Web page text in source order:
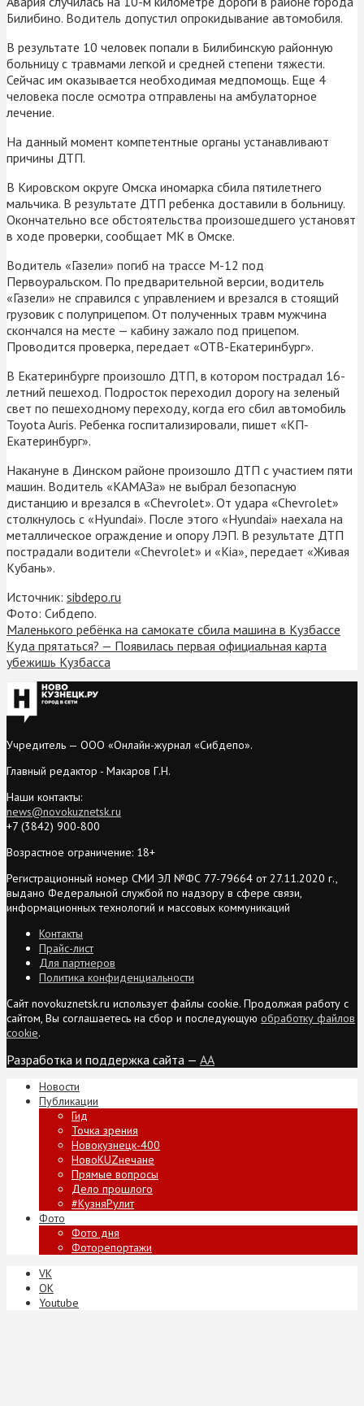
Билибино. Водитель допустил опрокидывание автомобиля.
В результате 10 человек попали в Билибинскую районную
больницу с травмами легкой и средней степени тяжести.
Сейчас им оказывается необходимая медпомощь. Еще 4
человека после осмотра отправлены на амбулаторное
лечение.
На данный момент компетентные органы устанавливают
причины ДТП.
В Кировском округе Омска иномарка сбила пятилетнего
мальчика. В результате ДТП ребенка доставили в больницу.
Окончательно все обстоятельства произошедшего установят
в ходе проверки, сообщает МК в Омске.
Водитель «Газели» погиб на трассе М-12 под
Первоуральском. По предварительной версии, водитель
«Газели» не справился с управлением и врезался в стоящий
грузовик с полуприцепом. От полученных травм мужчина
скончался на месте — кабину зажало под прицепом.
Проводится проверка, передает «ОТВ-Екатеринбург».
В Екатеринбурге произошло ДТП, в котором пострадал 16-
летний пешеход. Подросток переходил дорогу на зеленый
свет по пешеходному переходу, когда его сбил автомобиль
Toyota Auris. Ребенка госпитализировали, пишет «КП-
Екатеринбург».
Накануне в Динском районе произошло ДТП с участием пяти
машин. Водитель «КАМАЗа» не выбрал безопасную
дистанцию и врезался в «Chevrolet». От удара «Chevrolet»
столкнулось с «Hyundai». После этого «Hyundai» наехала на
металлическое ограждение и опору ЛЭП. В результате ДТП
пострадали водители «Chevrolet» и «Kia», передает «Живая
Кубань».
Источник: sibdepo.ru
Фото: Сибдепо.
Маленького ребёнка на самокате сбила машина в Кузбассе
Куда прятаться? — Появилась первая официальная карта
убежишь Кузбасса
Учредитель — ООО «Онлайн-журнал «Сибдепо».
Главный редактор - Макаров Г.Н.
Наши контакты:
news@novokuznetsk.ru
+7 (3842) 900-800
Возрастное ограничение: 18+
Регистрационный номер СМИ ЭЛ №ФС 77-79664 от 27.11.2020 г.,
выдано Федеральной службой по надзору в сфере связи,
информационных технологий и массовых коммуникаций
Контакты
Прайс-лист
Для партнеров
Политика конфиденциальности
Сайт novokuznetsk.ru использует файлы cookie. Продолжая работу с
сайтом, Вы соглашаетесь на сбор и последующую обработку файлов
cookie.
Разработка и поддержка сайта — AA
Новости
Публикации
Гид
Точка зрения
Новокузнецк-400
НовоKUZнечане
Прямые вопросы
Дело прошлого
#КузняРулит
Фото
Фото дня
Фоторепортажи
VK
ОК
Youtube